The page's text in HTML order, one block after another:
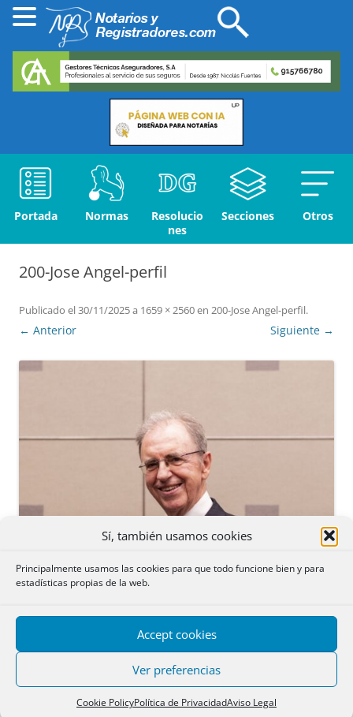
Sí, también usamos cookies
Principalmente usamos las cookies para que todo funcione bien y para
estadísticas propias de la web.
Accept cookies
Ver preferencias
Cookie PolicyPolítica de PrivacidadAviso Legal
Portada Normas
Resolucio
nes
Secciones Otros
200-Jose Angel-perfil
Publicado el30/11/2025a 1659 × 2560en 200-Jose Angel-perfil.
← Anterior Siguiente →